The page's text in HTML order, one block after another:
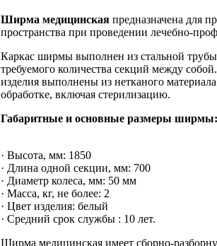
Ширма медицинская предназначена для
пространства при проведении лечебно-
Каркас ширмы выполнен из стальной
требуемого количества секций между
изделия выполнены из нетканого
обработке, включая стерилизацию.
Габаритные и основные размеры ширмы:
· Высота, мм: 1850
· Длина одной секции, мм: 700
· Диаметр колеса, мм: 50 мм
· Масса, кг, не более: 2
· Цвет изделия: белый
· Средний срок службы : 10 лет.
Ширма медицинская имеет сборно-